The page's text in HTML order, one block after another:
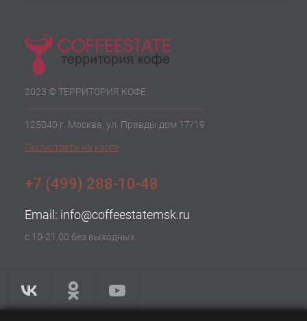
2023 © ТЕРРИТОРИЯ КОФЕ
125040 г. Москва, ул. Правды дом 17/19
Посмотреть на карте
+7 (499) 288-10-48
Email: info@coffeestatemsk.ru
с 10-21.00 без выходных